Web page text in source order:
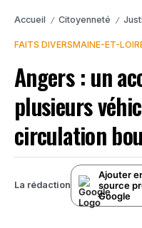
Accueil / Citoyenneté /
FAITS DIVERSMAINE-ET-
Angers : un
plusieurs
circulation
La rédaction
Ajouter
source
Google